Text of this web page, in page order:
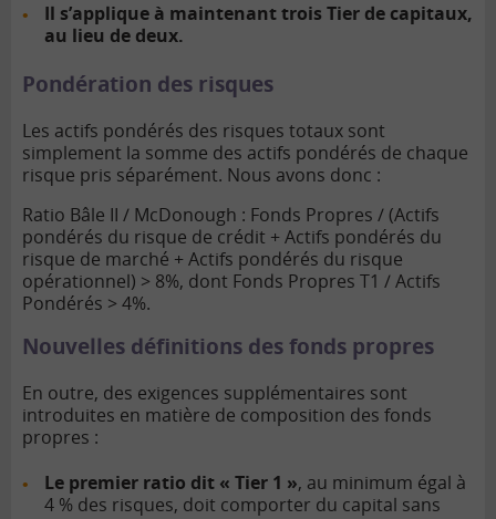
Il s’applique à maintenant trois Tier de capitaux,
au lieu de deux.
Pondération des risques
Les actifs pondérés des risques totaux sont
simplement la somme des actifs pondérés de chaque
risque pris séparément. Nous avons donc :
Ratio Bâle II / McDonough : Fonds Propres / (Actifs
pondérés du risque de crédit + Actifs pondérés du
risque de marché + Actifs pondérés du risque
opérationnel) > 8%, dont Fonds Propres T1 / Actifs
Pondérés > 4%.
Nouvelles définitions des fonds propres
En outre, des exigences supplémentaires sont
introduites en matière de composition des fonds
propres :
Le premier ratio dit « Tier 1 », au minimum égal à
4 % des risques, doit comporter du capital sans